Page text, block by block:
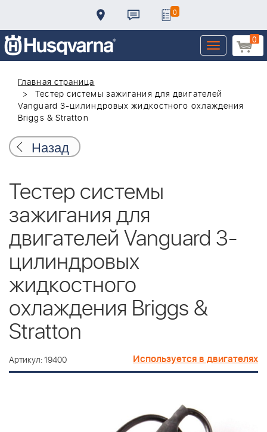
0
0
Toggle
navigation
Главная страница
Тестер системы зажигания для двигателей
Vanguard 3-цилиндровых жидкостного охлаждения
Briggs & Stratton
Назад
Тестер системы
зажигания для
двигателей Vanguard 3-
цилиндровых
жидкостного
охлаждения Briggs &
Stratton
Артикул: 19400 Используется в двигателях